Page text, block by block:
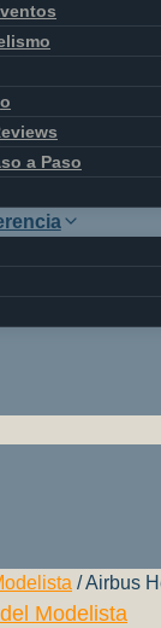
a Paso
/Airbus
Modelista